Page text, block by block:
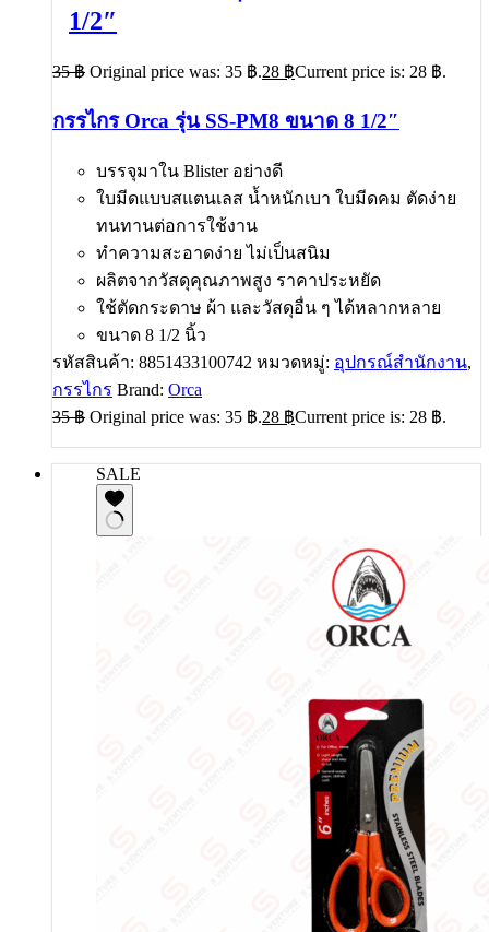
1/2″
35฿ Original price was: 35 ฿.28 ฿Current price is: 28 ฿.
กรรไกร Orca รุ่น SS-PM8 ขนาด 8 1/2″
บรรจุมาใน Blister อย่างดี
ใบมีดแบบสแตนเลส น้ำหนักเบา ใบมีดคม ตัดง่าย
ทนทานต่อการใช้งาน
ทำความสะอาดง่าย ไม่เป็นสนิม
ผลิตจากวัสดุคุณภาพสูง ราคาประหยัด
ใช้ตัดกระดาษ ผ้า และวัสดุอื่น ๆ ได้หลากหลาย
ขนาด 8 1/2 นิ้ว
รหัสสินค้า: 8851433100742 หมวดหมู่: อุปกรณ์สำนักงาน,
กรรไกร Brand: Orca
35฿ Original price was: 35 ฿.28 ฿Current price is: 28 ฿.
SALE